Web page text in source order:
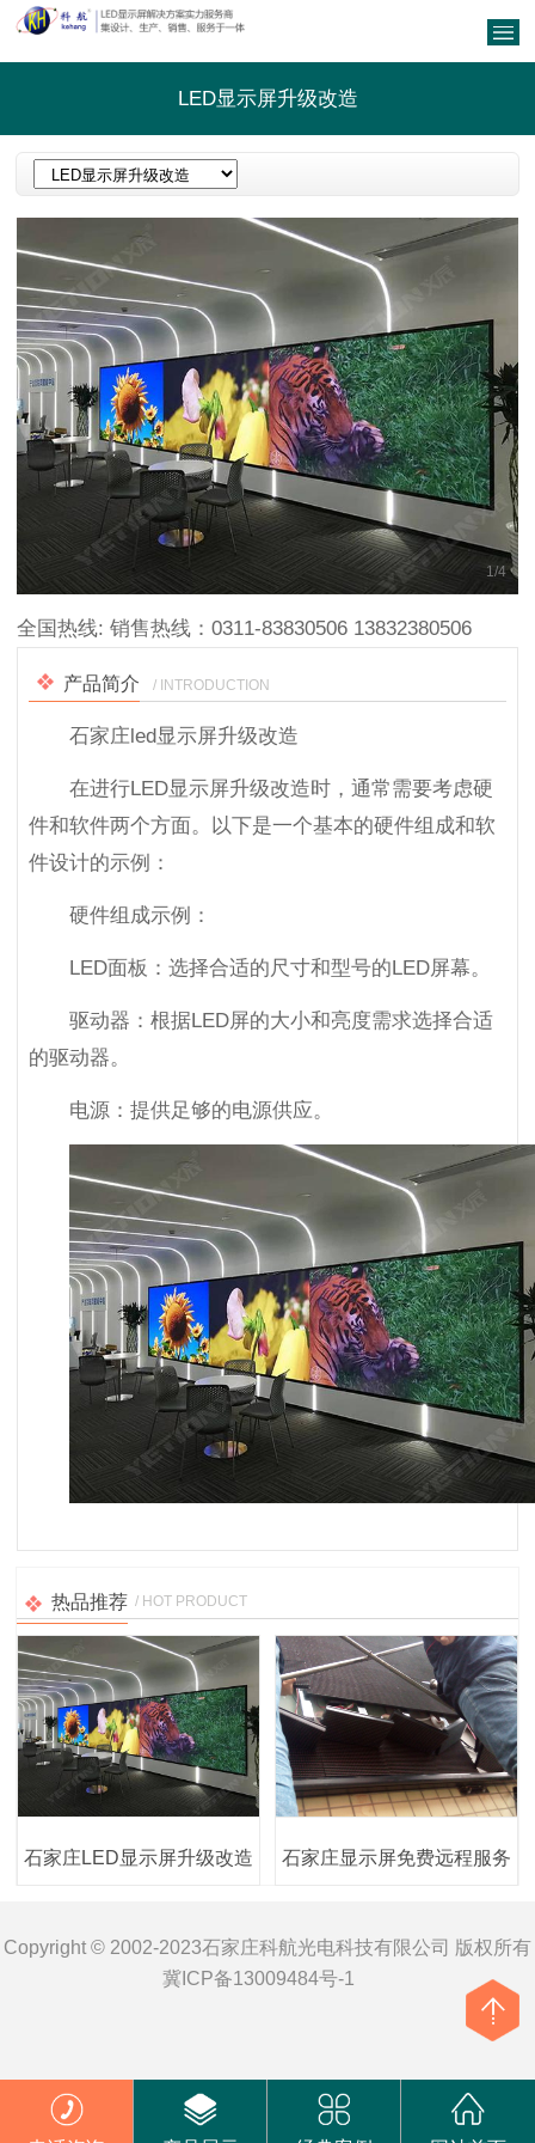
LED显示屏升级改造
1/4
全国热线: 销售热线：0311-83830506 13832380506
产品简介 / INTRODUCTION
石家庄led显示屏升级改造
在进行LED显示屏升级改造时，通常需要考虑硬
件和软件两个方面。以下是一个基本的硬件组成和软
件设计的示例：
硬件组成示例：
LED面板：选择合适的尺寸和型号的LED屏幕。
驱动器：根据LED屏的大小和亮度需求选择合适
的驱动器。
电源：提供足够的电源供应。
热品推荐 / HOT PRODUCT
石家庄LED显示屏升级改造 石家庄显示屏免费远程服务
Copyright © 2002-2023石家庄科航光电科技有限公司 版权所有
冀ICP备13009484号-1